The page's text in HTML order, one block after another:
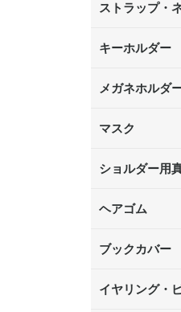
ストラップ・
キーホルダー
メガネホルダ
マスク
ショルダー用
ヘアゴム
ブックカバー
イヤリング・